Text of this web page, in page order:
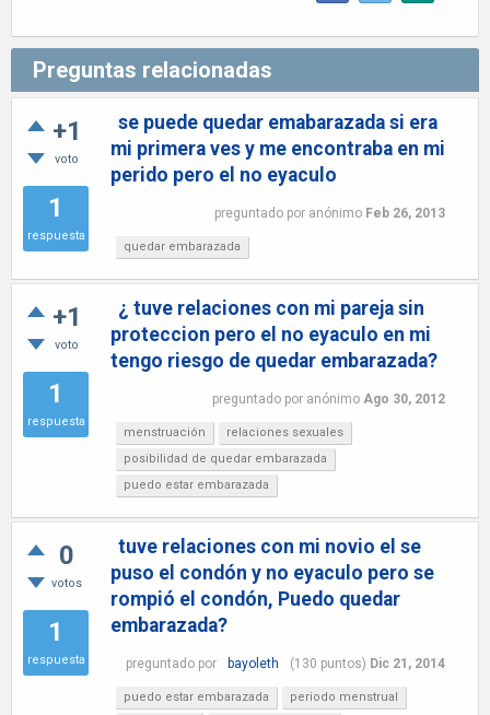
Preguntas relacionadas
+1
voto
1
respuesta
se puede quedar emabarazada si era
mi primera ves y me encontraba en mi
perido pero el no eyaculo
preguntado por anónimo Feb 26, 2013
quedar embarazada
+1
voto
1
respuesta
¿ tuve relaciones con mi pareja sin
proteccion pero el no eyaculo en mi
tengo riesgo de quedar embarazada?
preguntado por anónimo Ago 30, 2012
menstruación
relaciones sexuales
posibilidad de quedar embarazada
puedo estar embarazada
0
votos
1
respuesta
tuve relaciones con mi novio el se
puso el condón y no eyaculo pero se
rompió el condón, Puedo quedar
embarazada?
preguntado por bayoleth (130 puntos) Dic 21, 2014
puedo estar embarazada
periodo menstrual